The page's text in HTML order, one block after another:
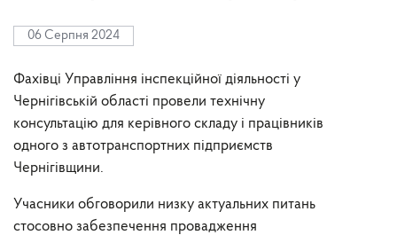
06 Серпня 2024
Фахівці Управління інспекційної діяльності у
Чернігівській області провели технічну
консультацію для керівного складу і працівників
одного з автотранспортних підприємств
Чернігівщини.
Учасники обговорили низку актуальних питань
стосовно забезпечення провадження